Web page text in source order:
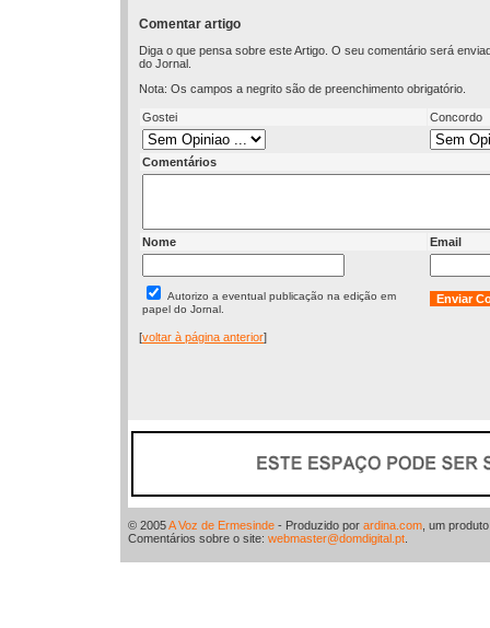
Comentar artigo
Diga o que pensa sobre este Artigo. O seu comentário será
do Jornal.
Nota: Os campos a negrito são de preenchimento obrigatório.
Gostei Concordo
Comentários
Nome Email
Autorizo a eventual publicação na edição em
papel do Jornal.
[voltar à página anterior]
© 2005A Voz de Ermesinde - Produzido por ardina.com , um
Comentários sobre o site: webmaster@domdigital.pt